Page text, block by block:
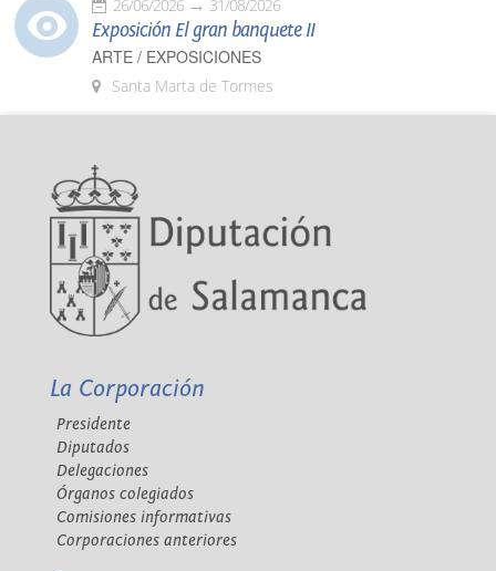
26/06/2026 31/08/2026
Exposición El gran banquete II
ARTE / EXPOSICIONES
Santa Marta de Tormes
La Corporación
Presidente
Diputados
Delegaciones
Órganos colegiados
Comisiones informativas
Corporaciones anteriores